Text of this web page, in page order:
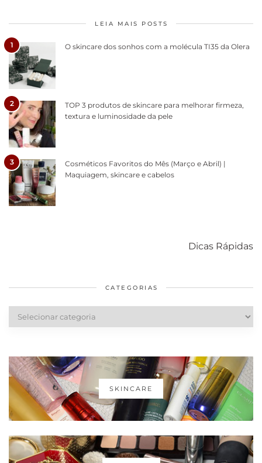
LEIA MAIS POSTS
1 O skincare dos sonhos com a molécula TI35 da Olera
2
TOP 3 produtos de skincare para melhorar firmeza,
textura e luminosidade da pele
3
Cosméticos Favoritos do Mês (Março e Abril) |
Maquiagem, skincare e cabelos
Dicas Rápidas
diários
cabelos
CATEGORIAS
Categorias
SKINCARE